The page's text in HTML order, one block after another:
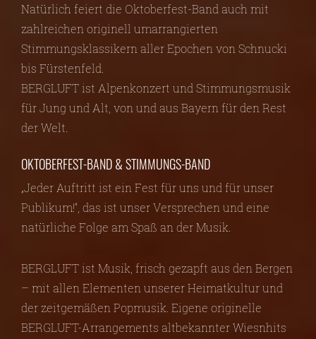
Natürlich feiert die Oktoberfest-Band auch mit
zahlreichen originell umarrangierten
Stimmungsklassikern aller Epochen von Schnucki
bis Fürstenfeld.
BERGLUFT ist Alpenkonzert und Stimmungsmusik
für Jung und Alt, von und aus Bayern für den Rest
der Welt.
OKTOBERFEST-BAND & STIMMUNGS-BAND
„Jeder Auftritt ist ein Fest für uns und für unser
Publikum!“, das ist unser Versprechen und eine
natürliche Folge am Spaß an der Musik.
BERGLUFT ist Musik, frisch gezapft aus den Bergen
– mit allen Elementen unserer Heimatkultur und
der zeitgemäßen Popmusik. Eigene originelle
BERGLUFT-Arrangements altbekannter Wiesnhits